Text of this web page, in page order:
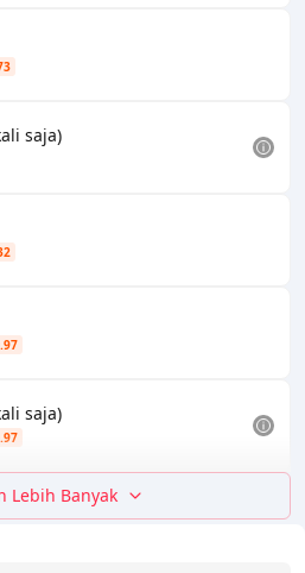
saja)
saja)
Lebih Banyak